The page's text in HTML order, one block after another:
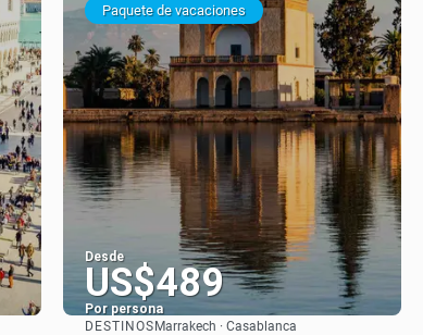
Paquete de vacaciones
Desde
US$489
Por persona
DESTINOS Marrakech · Casablanca